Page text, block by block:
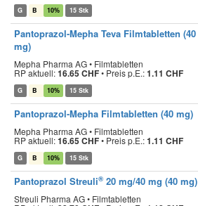
G B 10% 15 Stk
Pantoprazol-Mepha Teva Filmtabletten (40
mg)
Mepha Pharma AG • Filmtabletten
RP aktuell:16.65 CHF• Preis p.E.:1.11 CHF
G B 10% 15 Stk
Pantoprazol-Mepha Filmtabletten (40 mg)
Mepha Pharma AG • Filmtabletten
RP aktuell:16.65 CHF• Preis p.E.:1.11 CHF
G B 10% 15 Stk
Pantoprazol Streuli® 20 mg/40 mg (40 mg)
Streuli Pharma AG • Filmtabletten